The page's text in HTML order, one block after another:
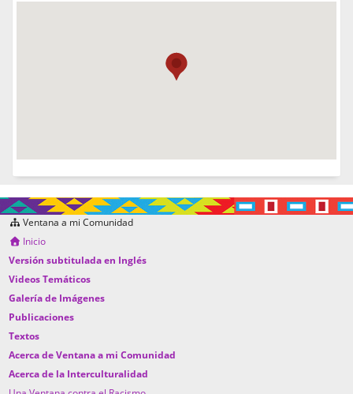
Ventana a mi Comunidad
Inicio
Versión subtitulada en Inglés
Videos Temáticos
Galería de Imágenes
Publicaciones
Textos
Acerca de Ventana a mi Comunidad
Acerca de la Interculturalidad